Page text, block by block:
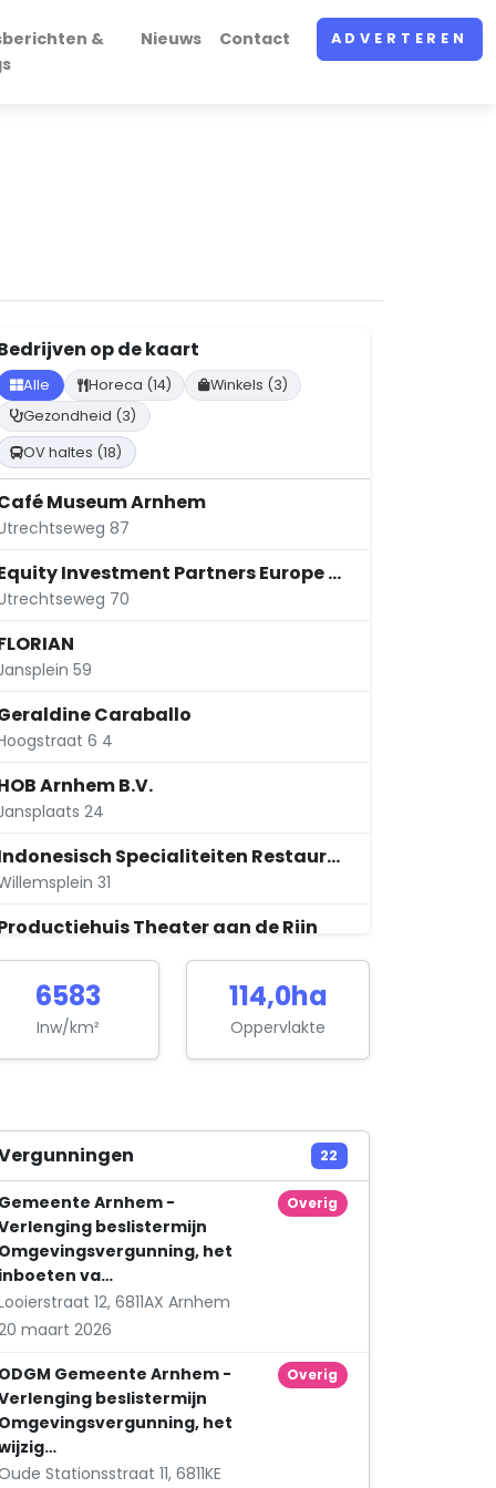
&
Nieuws Contact ADVERTEREN
op de kaart
Alle Horeca (14)
Winkels (3)
Gezondheid (3)
OV haltes (18)
Museum Arnhem
87
Equity Investment Partners Europe "Equipe" B.V.
70
59
Caraballo
6 4
Arnhem B.V.
24
Indonesisch Specialiteiten Restaurant "Batavia" B.V.
31
Theater aan de Rijn
Provadie B.V.
Telefoonstraat 3 1
Medisch Adviseurs B.V.
Wolvengang 2
SIS-Media B.V.
Jansbuitensingel 30 Unit 107
Swoopy
16
Willemsplein 34 3
Advocatenkantoor Wattilete
37
6583
Inw/km²
114,0ha
Oppervlakte
22
Gemeente Arnhem -
beslistermijn
Omgevingsvergunning, het
inboeten va…
12, 6811AX Arnhem
Overig
maart 2026
ODGM Gemeente Arnhem -
beslistermijn
Omgevingsvergunning, het
Stationsstraat 11, 6811KE
Overig